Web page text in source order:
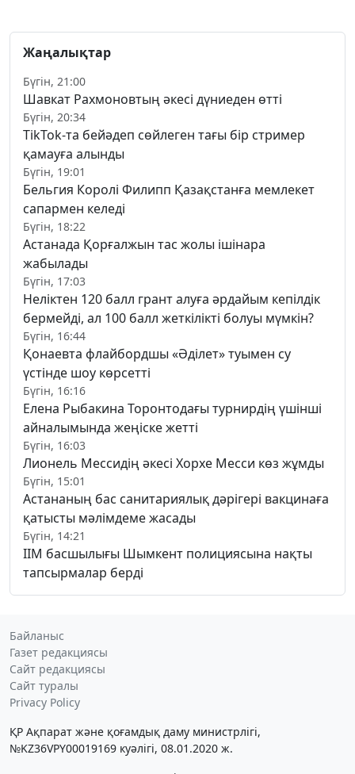
Жаңалықтар
Бүгін, 21:00
Шавкат Рахмоновтың әкесі дүниеден өтті
Бүгін, 20:34
TikTok-та бейәдеп сөйлеген тағы бір стример
қамауға алынды
Бүгін, 19:01
Бельгия Королі Филипп Қазақстанға мемлекет
сапармен келеді
Бүгін, 18:22
Астанада Қорғалжын тас жолы ішінара
жабылады
Бүгін, 17:03
Неліктен 120 балл грант алуға әрдайым кепілдік
бермейді, ал 100 балл жеткілікті болуы мүмкін?
Бүгін, 16:44
Қонаевта флайбордшы «Әділет» туымен су
үстінде шоу көрсетті
Бүгін, 16:16
Елена Рыбакина Торонтодағы турнирдің үшінші
айналымында жеңіске жетті
Бүгін, 16:03
Лионель Мессидің әкесі Хорхе Месси көз жұмды
Бүгін, 15:01
Астананың бас санитариялық дәрігері вакцинаға
қатысты мәлімдеме жасады
Бүгін, 14:21
ІІМ басшылығы Шымкент полициясына нақты
тапсырмалар берді
Байланыс
Газет редакциясы
Сайт редакциясы
Сайт туралы
Privacy Policy
ҚР Ақпарат және қоғамдық даму министрлігі,
№KZ36VPY00019169 куәлігі, 08.01.2020 ж.